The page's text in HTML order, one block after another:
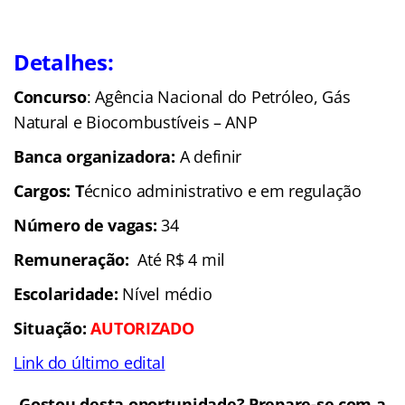
Detalhes:
Concurso: Agência Nacional do Petróleo, Gás
Natural e Biocombustíveis – ANP
Banca organizadora: A definir
Cargos: Técnico administrativo e em regulação
Número de vagas: 34
Remuneração:Até R$ 4 mil
Escolaridade: Nível médio
Situação:AUTORIZADO
Link do último edital